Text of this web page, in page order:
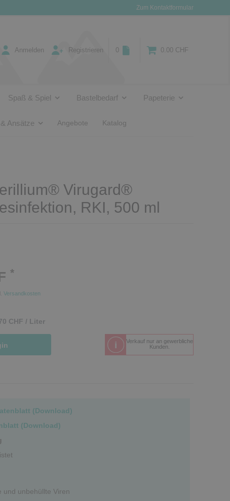
Zum Kontaktformular
Anmelden Registrieren 0 0.00 CHF
Spaß & Spiel Bastelbedarf Papeterie
Ansätze Angebote Katalog
Virugard®
RKI, 500 ml
*
Versandkosten
CHF / Liter
Verkauf nur an gewerbliche
Kunden.
(Download)
(Download)
und unbehüllte Viren